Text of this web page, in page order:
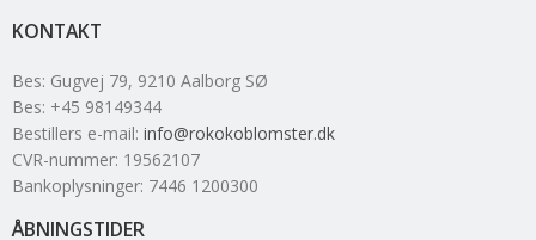
KONTAKT
Bes: Gugvej 79, 9210 Aalborg SØ
Bes: +45 98149344
Bestillers e-mail: info@rokokoblomster.dk
CVR-nummer: 19562107
Bankoplysninger: 7446 1200300
ÅBNINGSTIDER